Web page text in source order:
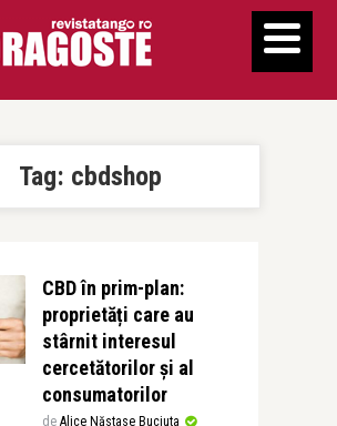
Tag: cbdshop
CBD în prim-plan:
proprietăți care au
stârnit interesul
cercetătorilor și al
consumatorilor
de Alice Năstase Buciuta